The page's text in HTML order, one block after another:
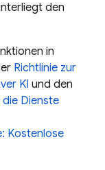
den
in
Richtlinie zur
KI und den
Dienste
Kostenlose